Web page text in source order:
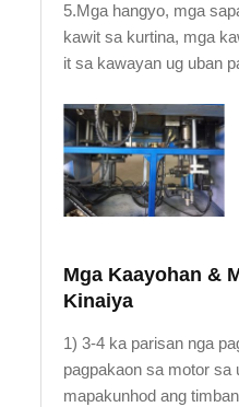
5.Mga hangyo, mga
kawit sa kurtina, mga
it sa kawayan ug uban
Mga Kaayohan &
Kinaiya
1) 3-4 ka parisan nga
pagpakaon sa motor sa
mapakunhod ang